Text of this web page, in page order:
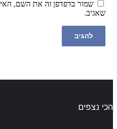
שמור בדפדפן זה את השם,
שאגיב.
הכי נצפים